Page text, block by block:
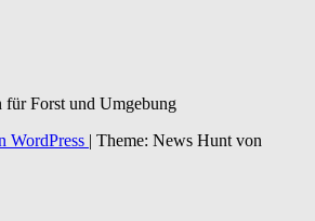
Forst und Umgebung
WordPress
Theme: News Hunt von